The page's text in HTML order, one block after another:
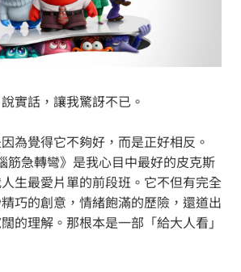
實話，讓我驚訝不已。
為覺得它不夠好，而是正好相反。
筋急轉彎》是我心目中最好的皮克斯
生最愛片單的前段班。它不但有完全
巧的創意，情緒飽滿的歷險，還道出
的理解。那根本是一部「給大人看」